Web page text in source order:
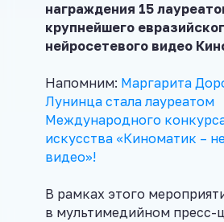
награждения 15
крупнейшего
нейросетевого видео
Напомним: Маргарита
Лунинца стала лауреатом
Международного
искусства «Киноматик –
видео»!
В рамках этого
в мультимедийном пресс-